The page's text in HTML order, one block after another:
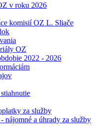
v roku 2026
komisií OZ L. Sliače
OZ
2022 - 2026
za služby
nájomné a úhrady za služby